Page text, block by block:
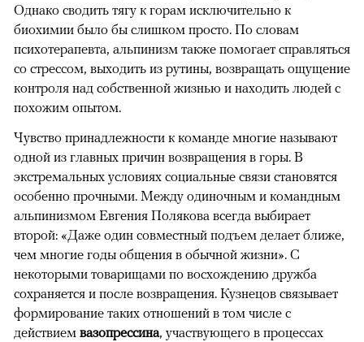
Однако сводить тягу к горам исключительно к
биохимии было бы слишком просто. По словам
психотерапевта, альпинизм также помогает справляться
со стрессом, выходить из рутины, возвращать ощущение
контроля над собственной жизнью и находить людей с
похожим опытом.
Чувство принадлежности к команде многие называют
одной из главных причин возвращения в горы. В
экстремальных условиях социальные связи становятся
особенно прочными. Между одиночным и командным
альпинизмом Евгения Полякова всегда выбирает
второй: «Даже один совместный подъем делает ближе,
чем многие годы общения в обычной жизни». С
некоторыми товарищами по восхождению дружба
сохраняется и после возвращения. Кузнецов связывает
формирование таких отношений в том числе с
действием вазопрессина, участвующего в процессах